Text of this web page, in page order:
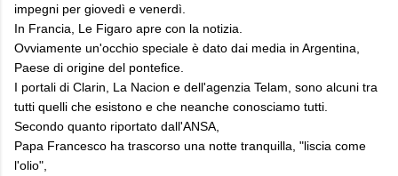
impegni per giovedì e venerdì.
In Francia, Le Figaro apre con la notizia.
Ovviamente un'occhio speciale è dato dai media in Argentina,
Paese di origine del pontefice.
I portali di Clarin, La Nacion e dell'agenzia Telam, sono alcuni tra
tutti quelli che esistono e che neanche conosciamo tutti.
Secondo quanto riportato dall'ANSA,
Papa Francesco ha trascorso una notte tranquilla, "liscia come
l'olio",